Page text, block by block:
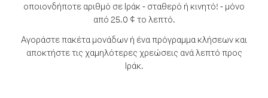
οποιονδήποτε αριθμό σε Ιράκ - σταθερό ή κινητό! - μόνο
από 25.0 ¢ το λεπτό.
Αγοράστε πακέτα μονάδων ή ένα πρόγραμμα κλήσεων και
αποκτήστε τις χαμηλότερες χρεώσεις ανά λεπτό προς
Ιράκ.